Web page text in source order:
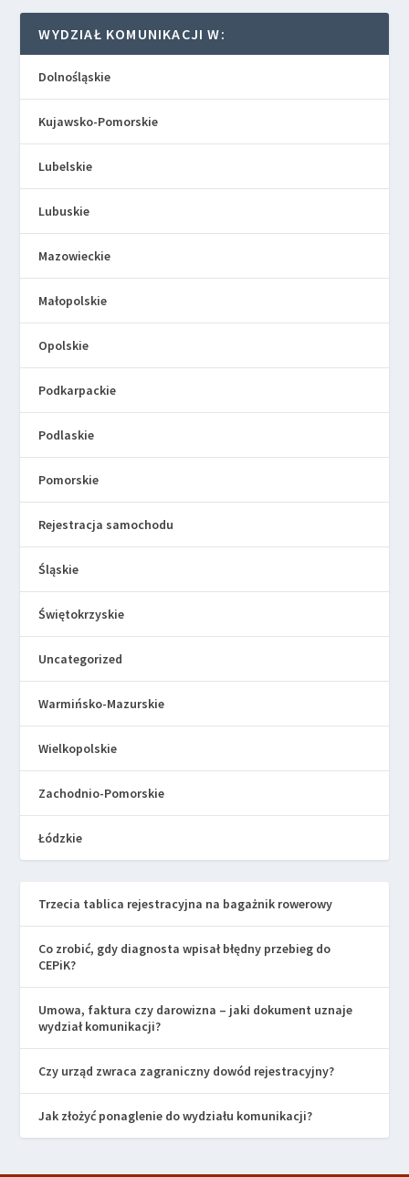
WYDZIAŁ KOMUNIKACJI W:
Dolnośląskie
Kujawsko-Pomorskie
Lubelskie
Lubuskie
Mazowieckie
Małopolskie
Opolskie
Podkarpackie
Podlaskie
Pomorskie
Rejestracja samochodu
Śląskie
Świętokrzyskie
Uncategorized
Warmińsko-Mazurskie
Wielkopolskie
Zachodnio-Pomorskie
Łódzkie
Trzecia tablica rejestracyjna na bagażnik rowerowy
Co zrobić, gdy diagnosta wpisał błędny przebieg do
CEPiK?
Umowa, faktura czy darowizna – jaki dokument uznaje
wydział komunikacji?
Czy urząd zwraca zagraniczny dowód rejestracyjny?
Jak złożyć ponaglenie do wydziału komunikacji?